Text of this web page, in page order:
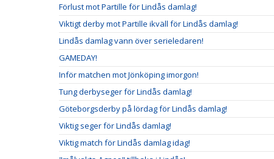
Förlust mot Partille för Lindås damlag!
Viktigt derby mot Partille ikväll för Lindås damlag!
Lindås damlag vann över serieledaren!
GAMEDAY!
Inför matchen mot Jönköping imorgon!
Tung derbyseger för Lindås damlag!
Göteborgsderby på lördag för Lindås damlag!
Viktig seger för Lindås damlag!
Viktig match för Lindås damlag idag!